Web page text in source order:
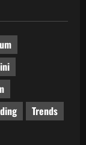
Trends